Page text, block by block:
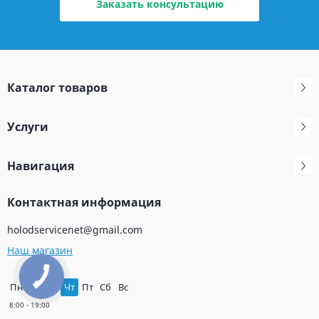
Заказать консультацию
Каталог товаров
Услуги
Навигация
Контактная информация
holodservicenet@gmail.com
Наш магазин
Пн Вт Чт Пт Сб Вс